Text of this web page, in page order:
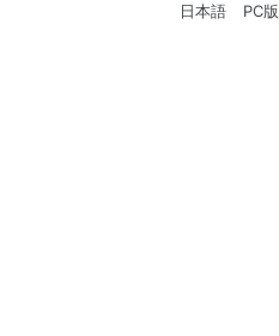
日本語 PC版